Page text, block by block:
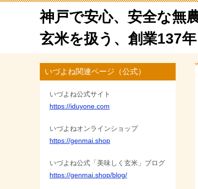
神戸で安心、安全な無
玄米を扱う、創業137
いづよね関連ページ（公式）
いづよね公式サイト
https://iduyone.com
いづよねオンラインショップ
https://genmai.shop
いづよね公式「美味しく玄米」ブログ
https://genmai.shop/blog/